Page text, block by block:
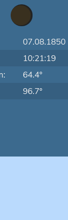
07.08.1850
10:21:19
64.4°
96.7°